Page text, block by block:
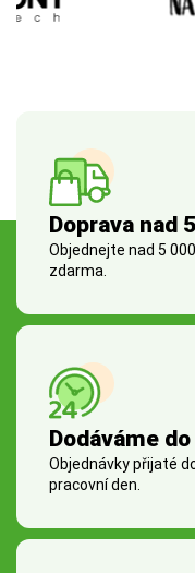
Doprava nad
Objednejte nad 5
zdarma.
Dodáváme
Objednávky přijaté
pracovní den.